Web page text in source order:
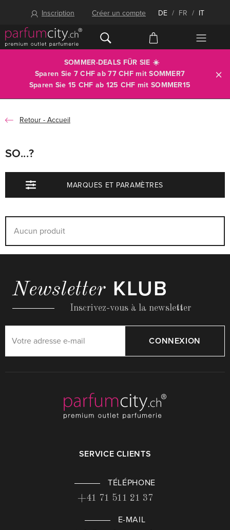
Inscription Créer un compte DE / FR / IT
SOMMER-DEALS FÜR SIE ☀️
Sparen Sie 7 CHF ab 77 CHF mitSOMMER7
Sparen Sie 15 CHF ab 125 CHF mit SOMMER15
Accueil
SO...?
MARQUES ET PARAMÈTRES
Aucun produit
Newsletter KLUB
Inscrivez-vous à la newsletter
CONNEXION
SERVICE CLIENTS
TÉLÉPHONE
+41 71 511 21 37
E-MAIL